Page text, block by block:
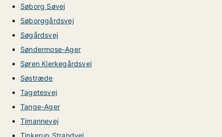
Søborg Søvej
Søborggårdsvej
Søgårdsvej
Søndermose-Ager
Søren Kierkegårdsvej
Søstræde
Tagetesvej
Tange-Ager
Timannevej
Tinkerup Strandvej